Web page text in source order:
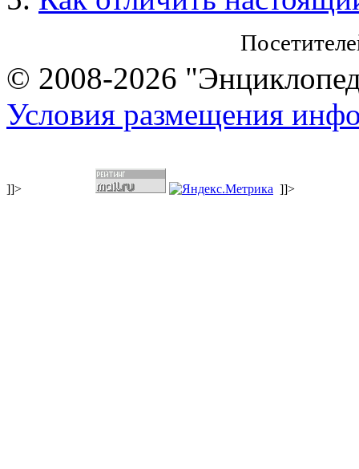
© 2008-2026
Условия размещения
]]> ]]>